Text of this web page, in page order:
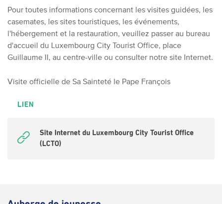
Pour toutes informations concernant les visites guidées, les
casemates, les sites touristiques, les événements,
l'hébergement et la restauration, veuillez passer au bureau
d'accueil du Luxembourg City Tourist Office, place
Guillaume II, au centre-ville ou consulter notre site Internet.
Visite officielle de Sa Sainteté le Pape François
LIEN
Site Internet du Luxembourg City Tourist Office
(LCTO)